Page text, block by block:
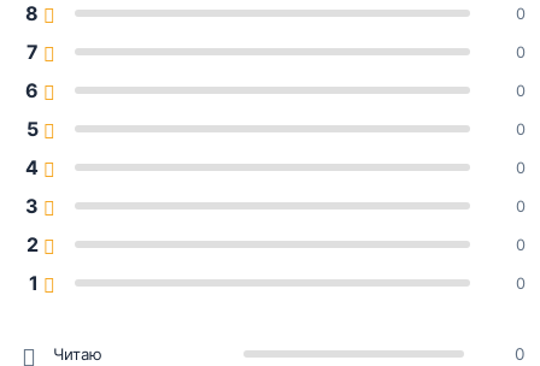
8 0
7 0
6 0
5 0
4 0
3 0
2 0
1 0
Читаю 0